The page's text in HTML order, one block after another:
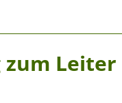
Leiter